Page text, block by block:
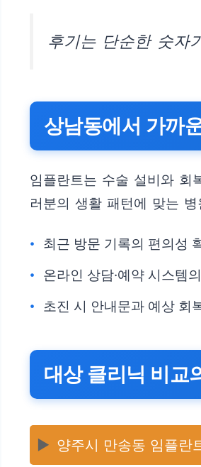
후기는 단순한 숫자
상남동에서 가까
임플란트는 수술 설비와 회
러분의 생활 패턴에 맞는
최근 방문 기록의 편의성
온라인 상담·예약 시스템
초진 시 안내문과 예상 회
대상 클리닉 비교
▶️ 양주시 만송동 임플란